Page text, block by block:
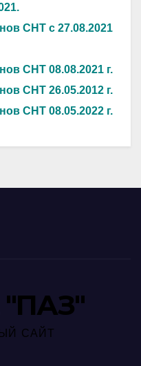
СНТ с 27.08.2021
СНТ 08.08.2021 г.
СНТ 26.05.2012 г.
СНТ 08.05.2022 г.
САЙТ